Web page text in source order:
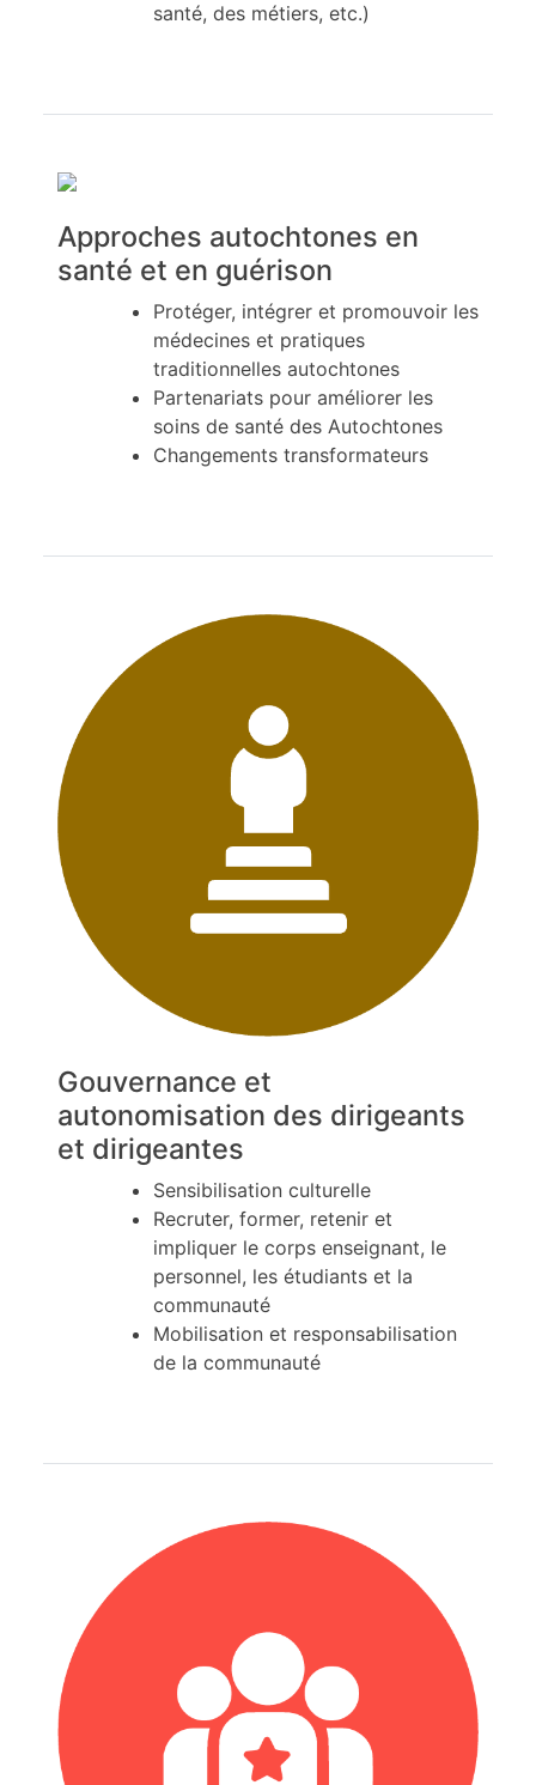
santé, des métiers, etc.)
Approches autochtones en
santé et en guérison
Protéger, intégrer et promouvoir les
médecines et pratiques
traditionnelles autochtones
Partenariats pour améliorer les
soins de santé des Autochtones
Changements transformateurs
Gouvernance et
autonomisation des dirigeants
et dirigeantes
Sensibilisation culturelle
Recruter, former, retenir et
impliquer le corps enseignant, le
personnel, les étudiants et la
communauté
Mobilisation et responsabilisation
de la communauté